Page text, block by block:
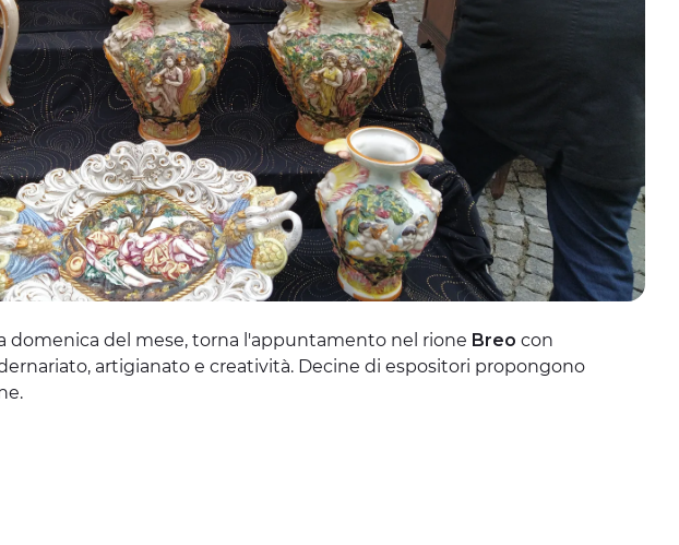
domenica del mese, torna l'appuntamento nel rione Breo con
artigianato e creatività. Decine di espositori propongono